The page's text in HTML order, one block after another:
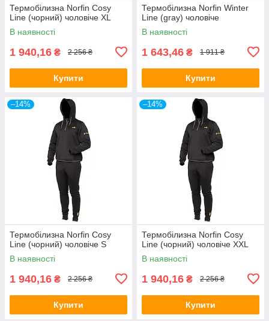
Термобілизна Norfin Cosy
Line (чорний) чоловіче XL
В наявності
1 940,16 ₴ 2 256 ₴
Купити
Термобілизна Norfin Winter
Line (gray) чоловіче
В наявності
1 643,46 ₴ 1 911 ₴
Купити
–14%
Термобілизна Norfin Cosy
Line (чорний) чоловіче S
В наявності
1 940,16 ₴ 2 256 ₴
Купити
–14%
Термобілизна Norfin Cosy
Line (чорний) чоловіче XXL
В наявності
1 940,16 ₴ 2 256 ₴
Купити